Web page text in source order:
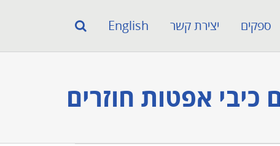
ספקים יצירת קשר English
אפטות חוזרים